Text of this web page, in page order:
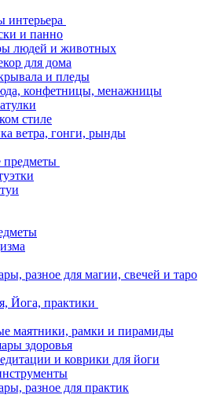
интерьера
и панно
людей и животных
для дома
и пледы
конфетницы, менажницы
стиле
ветра, гонги, рынды
предметы
разное для магии, свечей и таро
Йога, практики
маятники, рамки и пирамиды
здоровья
и коврики для йоги
разное для практик